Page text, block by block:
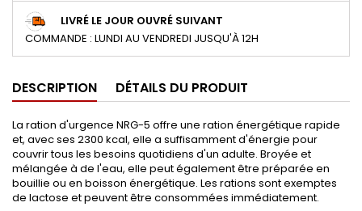
LIVRÉ LE JOUR OUVRÉ SUIVANT
COMMANDE : LUNDI AU VENDREDI JUSQU'À 12H
DESCRIPTION DÉTAILS DU PRODUIT
La ration d'urgence NRG-5 offre une ration énergétique rapide
et, avec ses 2300 kcal, elle a suffisamment d'énergie pour
couvrir tous les besoins quotidiens d'un adulte. Broyée et
mélangée à de l'eau, elle peut également être préparée en
bouillie ou en boisson énergétique. Les rations sont exemptes
de lactose et peuvent être consommées immédiatement.